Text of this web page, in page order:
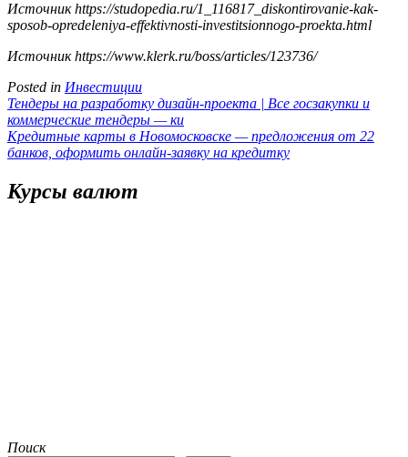
Источникhttps://studopedia.ru/1_116817_diskontirovanie-kak-
sposob-opredeleniya-effektivnosti-investitsionnogo-proekta.html
Источникhttps://www.klerk.ru/boss/articles/123736/
Posted in Инвестиции
Навигация
по
записям
Тендеры на разработку дизайн-проекта | Все госзакупки и
коммерческие тендеры — ки
Кредитные карты в Новомосковске — предложения от 22
банков, оформить онлайн-заявку на кредитку
Курсы валют
Поиск